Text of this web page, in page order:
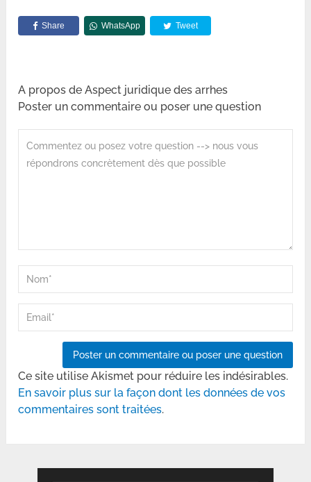
Share WhatsApp Tweet
A propos de Aspect juridique des arrhes
Poster un commentaire ou poser une question
Ce site utilise Akismet pour réduire les indésirables.
En savoir plus sur la façon dont les données de vos
commentaires sont traitées.